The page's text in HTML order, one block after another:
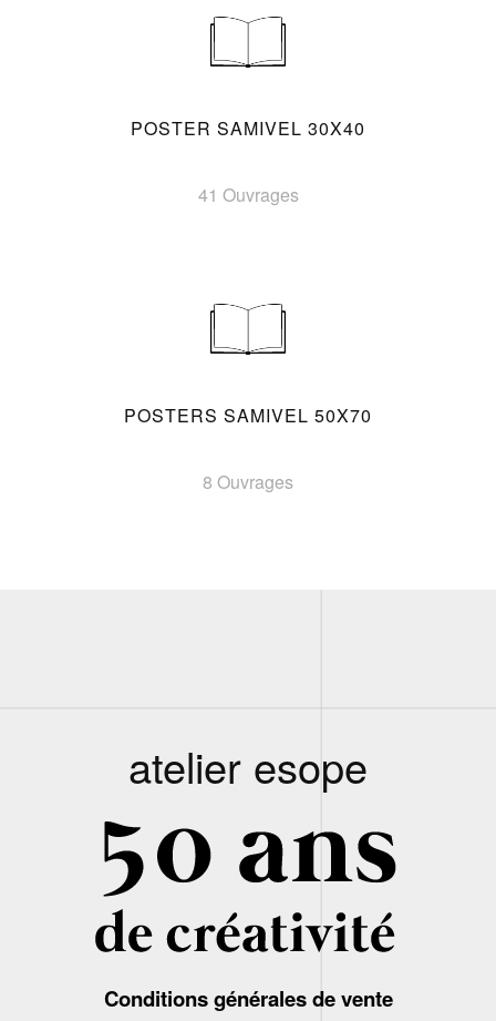
POSTER SAMIVEL 30X40
41 Ouvrages
POSTERS SAMIVEL 50X70
8 Ouvrages
atelier esope
Conditions générales de vente